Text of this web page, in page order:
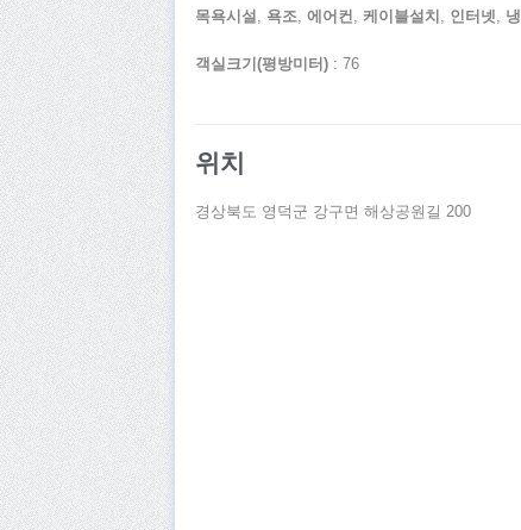
목욕시설 , 욕조, 에어컨, 케이블설치 , 인터넷,
객실크기(평방미터) : 76
위치
경상북도 영덕군 강구면 해상공원길 200